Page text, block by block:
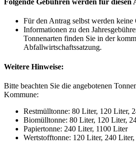
Folgende Gebühren werden für diesen
Für den Antrag selbst werden keine
Informationen zu den
Tonnenarten finden Sie in der
Abfallwirtschaftssatzung.
Weitere Hinweise:
Bitte beachten Sie die angebotenen
Kommune:
Restmülltonne: 80 Liter, 120 Liter,
Biomülltonne: 80 Liter, 120 Liter,
Papiertonne: 240 Liter, 1100 Liter
Wertstofftonne: 120 Liter, 240